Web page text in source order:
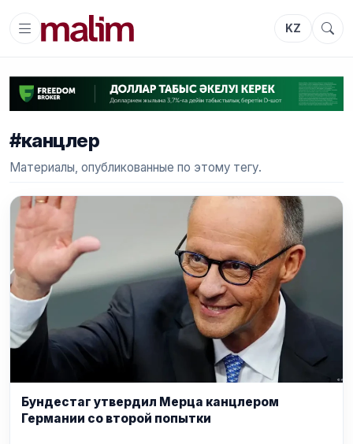
KZ
#канцлер
Материалы, опубликованные по этому тегу.
Бундестаг утвердил Мерца канцлером
Германии со второй попытки